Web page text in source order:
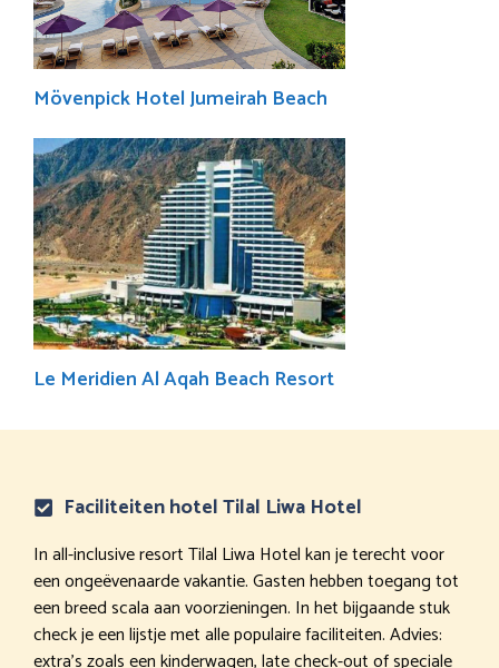
Mövenpick Hotel Jumeirah Beach
Le Meridien Al Aqah Beach Resort
Faciliteiten hotel Tilal Liwa Hotel
In all-inclusive resort Tilal Liwa Hotel kan je terecht voor
een ongeëvenaarde vakantie. Gasten hebben toegang tot
een breed scala aan voorzieningen. In het bijgaande stuk
check je een lijstje met alle populaire faciliteiten. Advies:
extra’s zoals een kinderwagen, late check-out of speciale